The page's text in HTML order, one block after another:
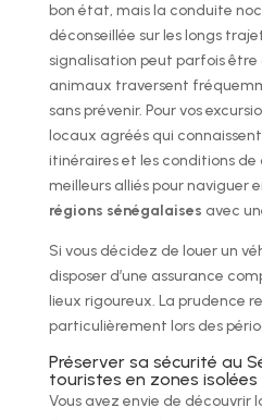
bon état, mais la conduite
déconseillée sur les longs
signalisation peut parfois
animaux traversent
sans prévenir. Pour vos
locaux agréés qui
itinéraires et les conditions de
meilleurs alliés pour naviguer
régions sénégalaises avec
Si vous décidez de louer un
disposer d’une assurance
lieux rigoureux. La prudence
particulièrement lors des
Préserver sa sécurité au
touristes en zones isolées
Vous avez envie de découvrir